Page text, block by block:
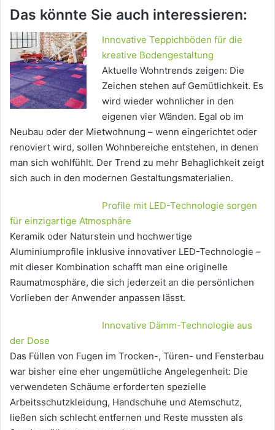
Das könnte Sie auch interessieren:
Innovative Teppichböden für die
kreative Bodengestaltung
Aktuelle Wohntrends zeigen: Die
Zeichen stehen auf Gemütlichkeit. Es
wird wieder wohnlicher in den
eigenen vier Wänden. Egal ob im
Neubau oder der Mietwohnung – wenn eingerichtet oder
renoviert wird, sollen Wohnbereiche entstehen, in denen
man sich wohlfühlt. Der Trend zu mehr Behaglichkeit zeigt
sich auch in den modernen Gestaltungsmaterialien.
Profile mit LED-Technologie sorgen
für einzigartige Atmosphäre
Keramik oder Naturstein und hochwertige
Aluminiumprofile inklusive innovativer LED-Technologie –
mit dieser Kombination schafft man eine originelle
Raumatmosphäre, die sich jederzeit an die persönlichen
Vorlieben der Anwender anpassen lässt.
Innovative Dämm-Technologie aus
der Dose
Das Füllen von Fugen im Trocken-, Türen- und Fensterbau
war bisher eine eher ungemütliche Angelegenheit: Die
verwendeten Schäume erforderten spezielle
Arbeitsschutzkleidung, Handschuhe und Atemschutz,
ließen sich schlecht entfernen und Reste mussten als